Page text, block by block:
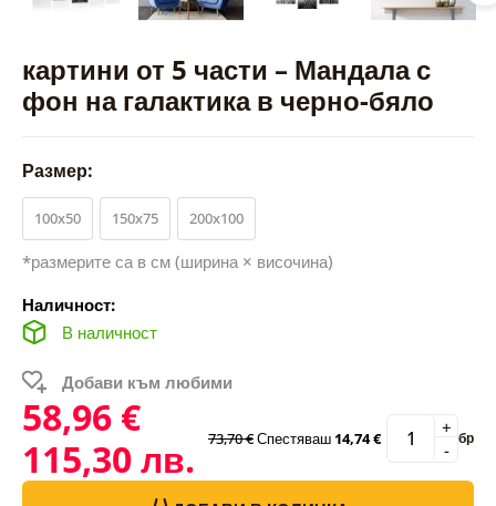
картини от 5 части – Мандала с
фон на галактика в черно-бяло
Размер:
100x50 150x75 200x100
*размерите са в см (ширина × височина)
Наличност:
В наличност
Добави към любими
58,96 €
115,30 лв.
73,70 €Спестяваш14,74 € -
+ бр